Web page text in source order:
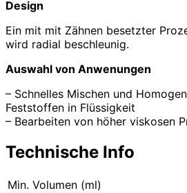
Design
Ein mit mit Zähnen besetzter
wird radial beschleunig.
Auswahl von Anwenungen
– Schnelles Mischen und
Feststoffen in Flüssigkeit
– Bearbeiten von höher viskosen
Technische Info
Min. Volumen (ml)